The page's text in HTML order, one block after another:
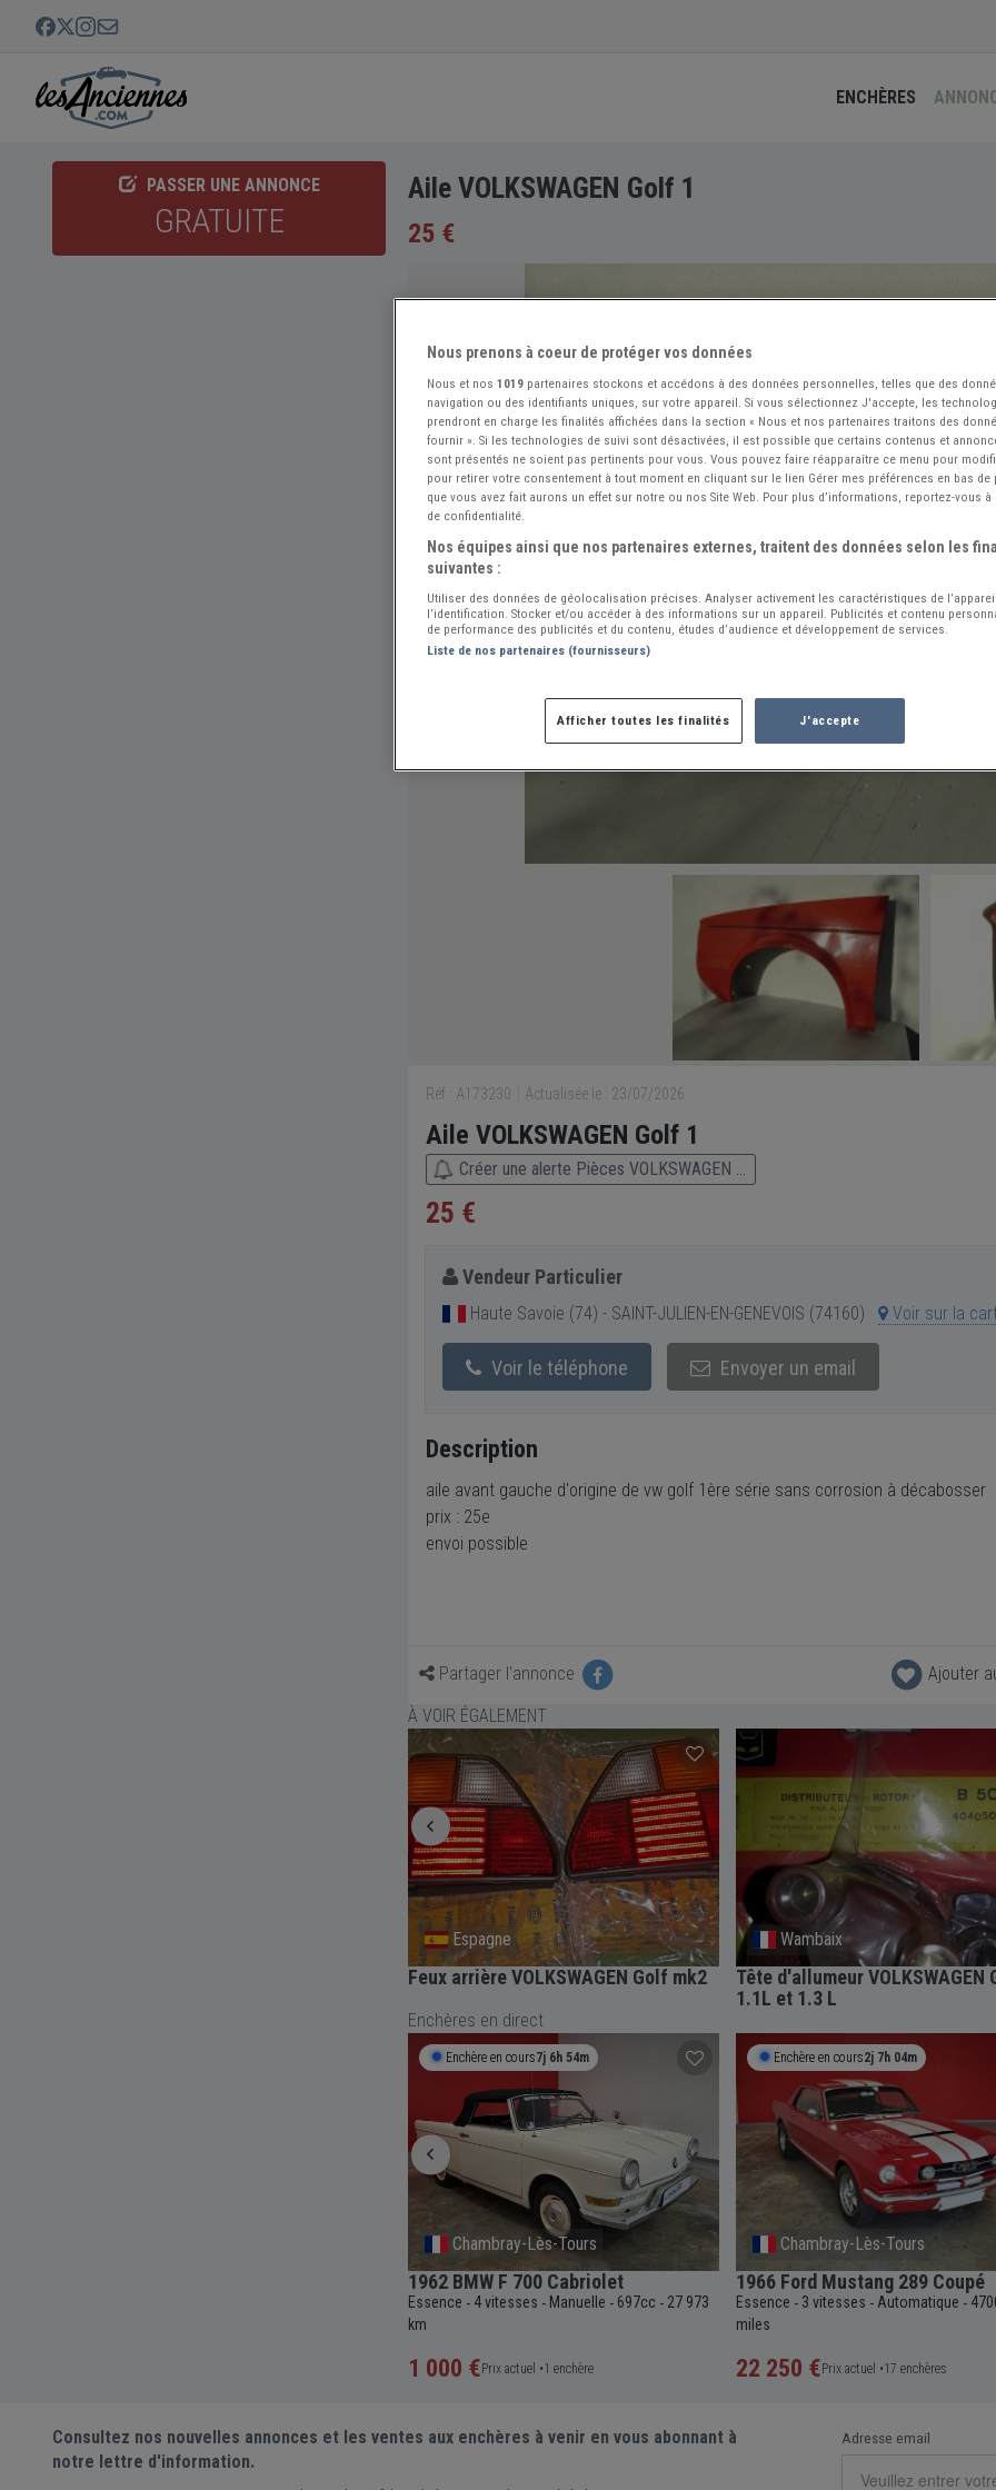
ENCHÈRES
PASSER UNE ANNONCE
GRATUITE
Aile VOLKSWAGEN Golf 1
25 €
Réf : A173230 Actualisée le : 23/07/2026
Aile VOLKSWAGEN Golf 1
Créer une alerte Pièces VOLKSWAGEN ...
25 €
Vendeur Particulier
Haute Savoie (74) - SAINT-JULIEN-EN-GENEVOIS (74160) Voir sur la
Voir le téléphone Envoyer un email
Description
aile avant gauche d'origine de vw golf 1ère série sans corrosion à décabosser
prix : 25e
envoi possible
Partager l'annonce
Ajouter
À VOIR ÉGALEMENT
Espagne
Feux arrière VOLKSWAGEN Golf mk2
Wambaix
Tête d'allumeur VOLKSWAGEN
1.1L et 1.3 L
Enchères en direct
Enchère en cours7j 6h 54m
Chambray-Lès-Tours
1962 BMW F 700 Cabriolet
Essence - 4 vitesses - Manuelle - 697cc - 27 973
km
1 000 €Prix actuel •1 enchère
Enchère en cours2j 7h 04m
Chambray-Lès-Tours
1966 Ford Mustang 289 Coupé
Essence - 3 vitesses - Automatique -
miles
22 250 €Prix actuel •17 enchères
Consultez nos nouvelles annonces et les ventes aux enchères à venir en vous abonnant à
notre lettre d'information.
Adresse email
Nous prenons à coeur de protéger vos données
Nous et nos 1019 partenaires stockons et accédons à des données personnelles, telles que des
navigation ou des identifiants uniques, sur votre appareil. Si vous sélectionnez J'accepte, les
prendront en charge les finalités affichées dans la section « Nous et nos partenaires traitons des
fournir ». Si les technologies de suivi sont désactivées, il est possible que certains contenus et
sont présentés ne soient pas pertinents pour vous. Vous pouvez faire réapparaître ce menu pour
pour retirer votre consentement à tout moment en cliquant sur le lien Gérer mes préférences en bas de
que vous avez fait aurons un effet sur notre ou nos Site Web. Pour plus d’informations, reportez-vous
de confidentialité.
Nos équipes ainsi que nos partenaires externes, traitent des données selon les
suivantes :
Utiliser des données de géolocalisation précises. Analyser activement les caractéristiques de
l’identification. Stocker et/ou accéder à des informations sur un appareil. Publicités et contenu
de performance des publicités et du contenu, études d’audience et développement de services.
Liste de nos partenaires (fournisseurs)
Afficher toutes les finalités J'accepte